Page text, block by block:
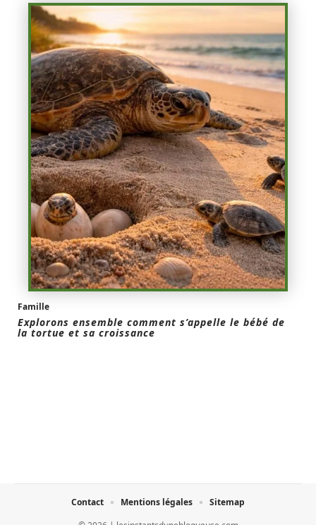
Famille
Explorons ensemble comment s’appelle le bébé de
la tortue et sa croissance
Contact Mentions légales Sitemap